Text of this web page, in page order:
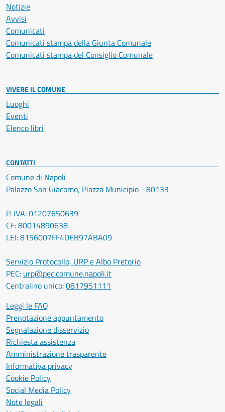
Notizie
Avvisi
Comunicati
Comunicati stampa della Giunta Comunale
Comunicati stampa del Consiglio Comunale
VIVERE IL COMUNE
Luoghi
Eventi
Elenco libri
CONTATTI
Comune di Napoli
Palazzo San Giacomo, Piazza Municipio - 80133
P. IVA: 01207650639
CF: 80014890638
LEI: 8156007FF4DEB97ABA09
Servizio Protocollo, URP e Albo Pretorio
PEC: urp@pec.comune.napoli.it
Centralino unico:0817951111
Leggi le FAQ
Prenotazione appuntamento
Segnalazione disservizio
Richiesta assistenza
Amministrazione trasparente
Informativa privacy
Cookie Policy
Social Media Policy
Note legali